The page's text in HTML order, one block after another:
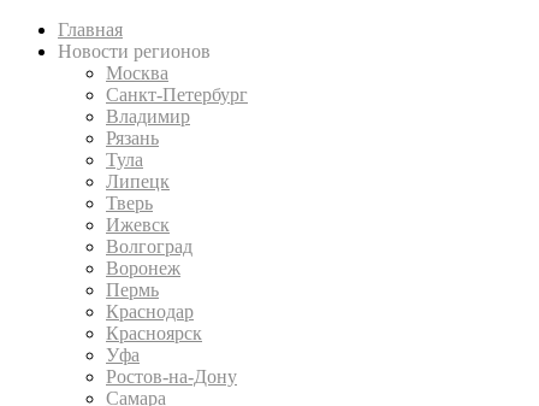
Главная
Новости регионов
Москва
Санкт-Петербург
Владимир
Рязань
Тула
Липецк
Тверь
Ижевск
Волгоград
Воронеж
Пермь
Краснодар
Красноярск
Уфа
Ростов-на-Дону
Самара